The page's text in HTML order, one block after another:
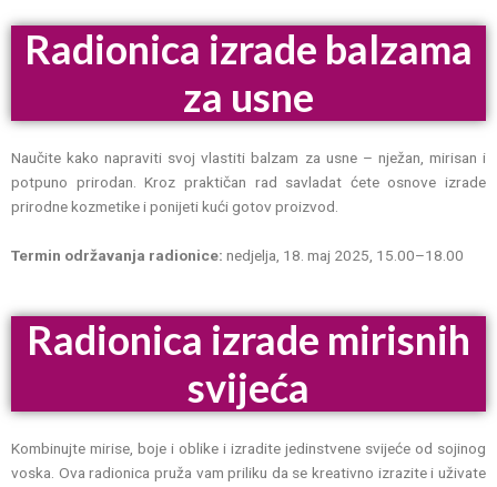
Radionica izrade balzama
za usne
Naučite kako napraviti svoj vlastiti balzam za usne – nježan, mirisan i
potpuno prirodan. Kroz praktičan rad savladat ćete osnove izrade
prirodne kozmetike i ponijeti kući gotov proizvod.
Termin održavanja radionice: nedjelja, 18. maj 2025, 15.00–18.00
Radionica izrade mirisnih
svijeća
Kombinujte mirise, boje i oblike i izradite jedinstvene svijeće od sojinog
voska. Ova radionica pruža vam priliku da se kreativno izrazite i uživate